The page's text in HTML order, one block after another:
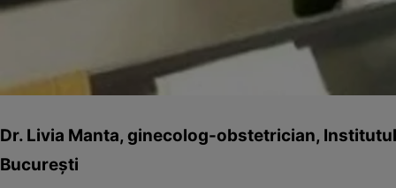
Dr. Livia Manta, ginecolog-obstetrician,
Bucureşti